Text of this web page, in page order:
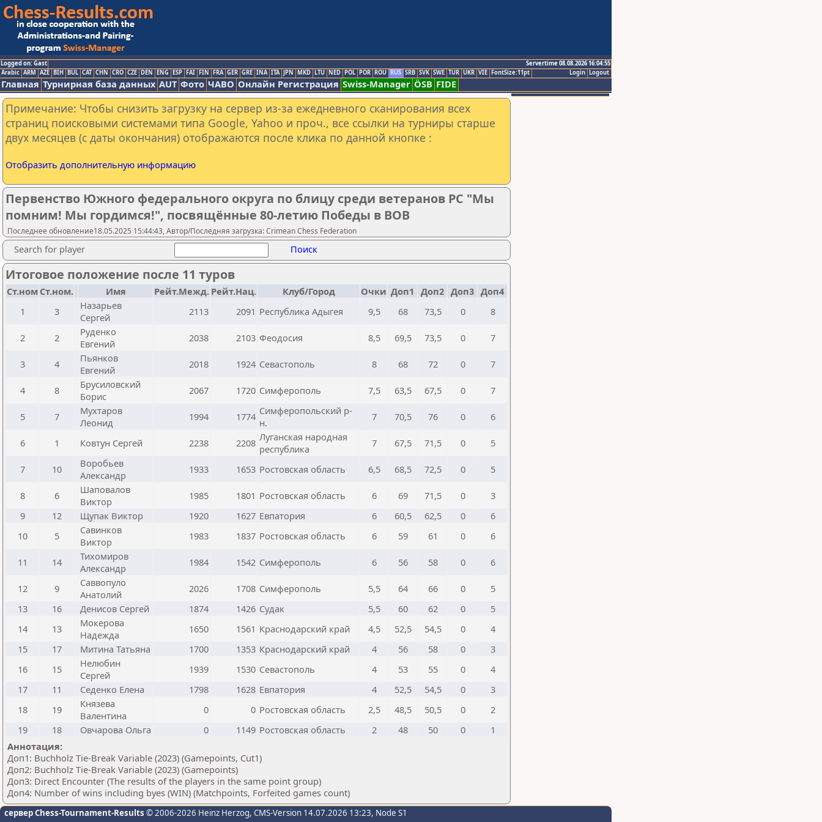
Logged on: Gast
Servertime 08.08.2026 16:04:55
Logout
Login
Arabic ARM AZE BIH BUL CAT CHN CRO CZE DEN ENG ESP FAI FIN FRA GER GRE INA ITA JPN MKD LTU NED POL POR ROU RUS SRB SVK SWE TUR UKR VIE FontSize:11pt
Главная Турнирная база данных AUT Фото ЧАВО Онлайн Регистрация Swiss-Manager ÖSB FIDE
Примечание: Чтобы снизить загрузку на сервер из-за ежедневного сканирования всех
страниц поисковыми системами типа Google, Yahoo и проч., все ссылки на турниры старше
двух месяцев (с даты окончания) отображаются после клика по данной кнопке :
Отобразить дополнительную информацию
Первенство Южного федерального округа по блицу среди ветеранов РС "Мы
помним! Мы гордимся!", посвящённые 80-летию Победы в ВОВ
Последнее обновление18.05.2025 15:44:43, Автор/Последняя загрузка: Crimean Chess Federation
Search for player Поиск
Итоговое положение после 11 туров
Ст.ном Ст.ном. Имя Рейт.Межд. Рейт.Нац. Клуб/Город Очки Доп1 Доп2 Доп3 Доп4
1
3
Назарьев
Сергей
2113 2091 Республика Адыгея 9,5 68 73,5 0 8
2 2
Руденко
Евгений
2038 2103 Феодосия 8,5 69,5 73,5 0 7
3 4
Пьянков
Евгений
2018 1924 Севастополь 8 68 72 0 7
4 8
Брусиловский
Борис
2067 1720 Симферополь 7,5 63,5 67,5 0 7
5 7
Мухтаров
Леонид
1994 1774 Симферопольский р-
н.
7 70,5 76 0 6
6 1 Ковтун Сергей 2238 2208 Луганская народная
республика
7 67,5 71,5 0 5
7 10
Воробьев
Александр
1933 1653 Ростовская область 6,5 68,5 72,5 0 5
8 6
Шаповалов
Виктор
1985 1801 Ростовская область 6 69 71,5 0
3
9
12 Щупак Виктор 1920 1627 Евпатория 6 60,5 62,5 0
6
10
5
Савинков
Виктор
1983 1837 Ростовская область 6 59 61 0 6
11 14
Тихомиров
Александр
1984 1542 Симферополь 6 56 58 0 6
12 9
Саввопуло
Анатолий
2026 1708 Симферополь 5,5 64 66 0
5
13
16 Денисов Сергей 1874 1426 Судак 5,5 60 62 0
5
14
13
Мокерова
Надежда
1650 1561 Краснодарский край 4,5 52,5 54,5 0
4
15
17 Митина Татьяна 1700 1353 Краснодарский край 4 56 58 0
3
16
15
Нелюбин
Сергей
1939 1530 Севастополь 4 53 55 0
4
17
11 Седенко Елена 1798 1628 Евпатория 4 52,5 54,5 0
3
18
19
Князева
Валентина
0 0 Ростовская область 2,5 48,5 50,5 0
2
19
18 Овчарова Ольга 0 1149 Ростовская область 2 48 50 0
1
Аннотация:
Доп1: Buchholz Tie-Break Variable (2023) (Gamepoints, Cut1)
Доп2: Buchholz Tie-Break Variable (2023) (Gamepoints)
Доп3: Direct Encounter (The results of the players in the same point group)
Доп4: Number of wins including byes (WIN) (Matchpoints, Forfeited games count)
сервер Chess-Tournament-Results © 2006-2026 Heinz Herzog, CMS-Version 14.07.2026 13:23, Node S1